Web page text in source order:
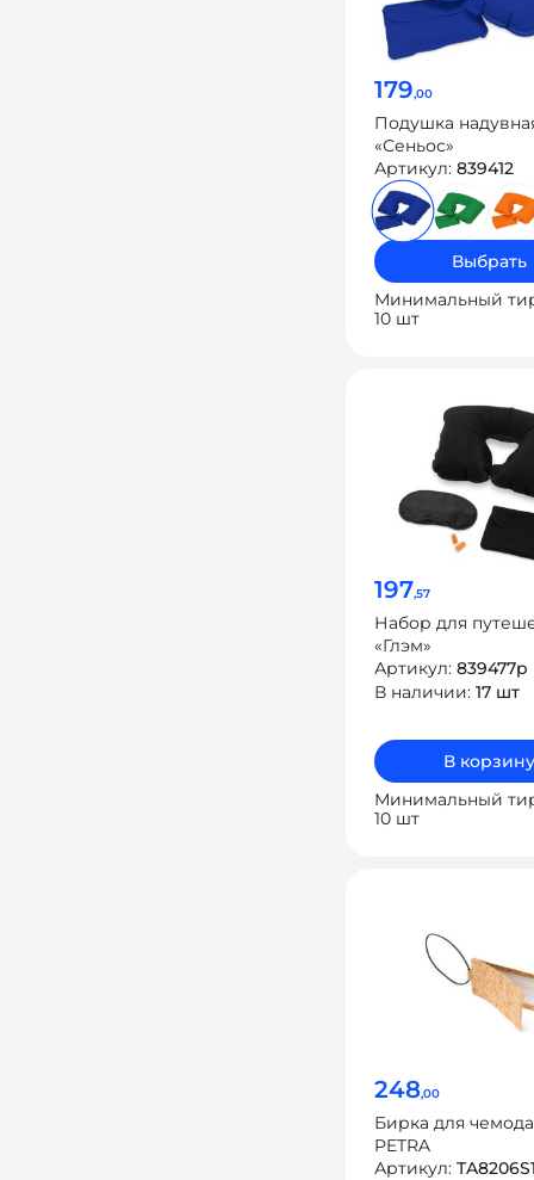
179,00
Подушка
«Сеньос»
Артикул: 839412
Выбрать
Минимальный
10 шт
197,57
Набор для
«Глэм»
Артикул: 839477p
В наличии: 17 шт
В корзину
Минимальный
10 шт
248,00
Бирка для
PETRA
Артикул: